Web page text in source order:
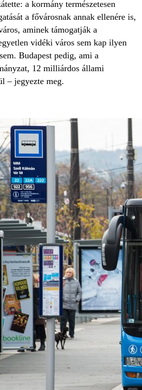
a kormány természetesen
a fővárosnak annak ellenére is,
aminek támogatják a
vidéki város sem kap ilyen
Budapest pedig, ami a
12 milliárdos állami
– jegyezte meg.